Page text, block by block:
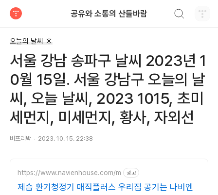
공유와 소통의 산들바람
오늘의 날씨 ☀
서울 강남 송파구 날씨 2023년 1
0월 15일. 서울 강남구 오늘의 날
씨, 오늘 날씨, 2023 1015, 초미
세먼지, 미세먼지, 황사, 자외선
비프리박 2023. 10. 15. 22:38
https://www.navienhouse.com/m 광고
제습 환기청정기 매직플러스 우리집 공기는 나비엔